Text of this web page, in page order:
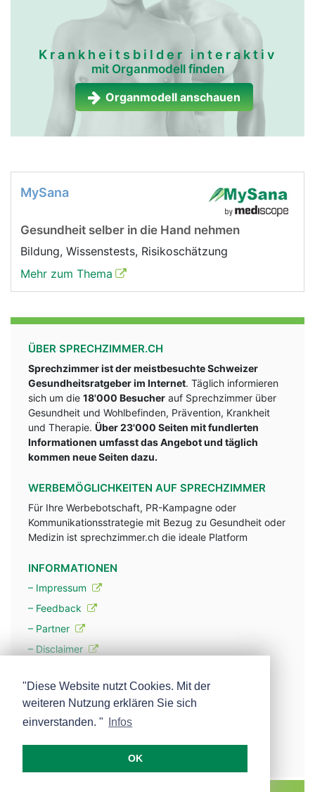
Krankheitsbilder interaktiv
mit Organmodell finden
Organmodell anschauen
MySana
Gesundheit selber in die Hand nehmen
Bildung, Wissenstests, Risikoschätzung
Mehr zum Thema
ÜBER SPRECHZIMMER.CH
Sprechzimmer ist der meistbesuchte Schweizer
Gesundheitsratgeber im Internet. Täglich informieren
sich um die 18'000 Besucher auf Sprechzimmer über
Gesundheit und Wohlbefinden, Prävention, Krankheit
und Therapie. Über 23'000 Seiten mit fundlerten
Informationen umfasst das Angebot und täglich
kommen neue Seiten dazu.
WERBEMÖGLICHKEITEN AUF SPRECHZIMMER
Für Ihre Werbebotschaft, PR-Kampagne oder
Kommunikationsstrategie mit Bezug zu Gesundheit oder
Medizin ist sprechzimmer.ch die ideale Platform
INFORMATIONEN
– Impressum
– Feedback
– Partner
– Disclaimer
– Werbung
– Mehr über unsere Experten
"Diese Website nutzt Cookies. Mit der
weiteren Nutzung erklären Sie sich
einverstanden. "
Infos
OK